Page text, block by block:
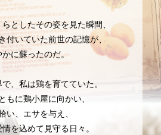
としたその姿を見た瞬間、
付いていた前世の記憶が、
かに蘇ったのだ。
、私は鶏を育てていた。
もに鶏小屋に向かい、
い、エサを与え、
を込めて見守る日々。